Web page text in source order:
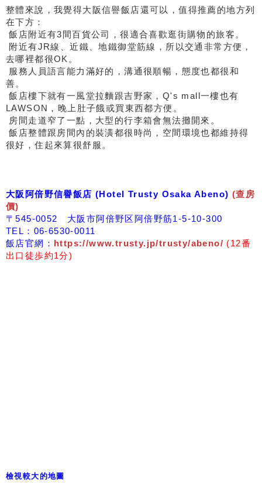
整體來說，我覺得大阪信譽飯店還可以，值得推薦的地方列
在下方：
飯店附近有3間百貨公司，很適合喜歡逛街購物的旅客。
附近有JR線、近鐵、地鐵御堂筋線，所以交通非常方便，
去哪裡都很OK。
服務人員語言能力滿好的，溝通很順暢，態度也都很和
善。
飯店樓下就有一風堂拉麵跟吉野家，Q's mall一樓也有
LAWSON，晚上肚子餓或買東西都方便。
房間走道窄了一點，大型的行李箱會無法攤開來。
飯店整體跟房間內的裝潢都很時尚，空間環境也都維持得
很好，住起來算很舒服。
大阪阿倍野信譽飯店 (Hotel Trusty Osaka Abeno) (查房
價)
〒545-0052 大阪市阿倍野区阿倍野筋1-5-10-300
TEL：06-6530-0011
飯店官網： https://www.trusty.jp/trusty/abeno/ (12番
出口徒歩約1分)
檢視較大的地圖